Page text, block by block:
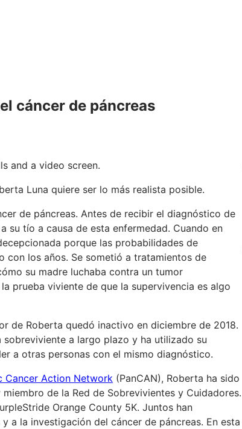
cáncer de páncreas
Luna quiere ser lo más realista posible.
de páncreas. Antes de recibir el diagnóstico de
su tío a causa de esta enfermedad. Cuando en
porque las probabilidades de
con los años. Se sometió a tratamientos de
su madre luchaba contra un tumor
prueba viviente de que la supervivencia es algo
de Roberta quedó inactivo en diciembre de 2018.
a largo plazo y ha utilizado su
a otras personas con el mismo diagnóstico.
Cancer Action Network (PanCAN), Roberta ha sido
de la Red de Sobrevivientes y Cuidadores.
Orange County 5K. Juntos han
a la investigación del cáncer de páncreas. En esta